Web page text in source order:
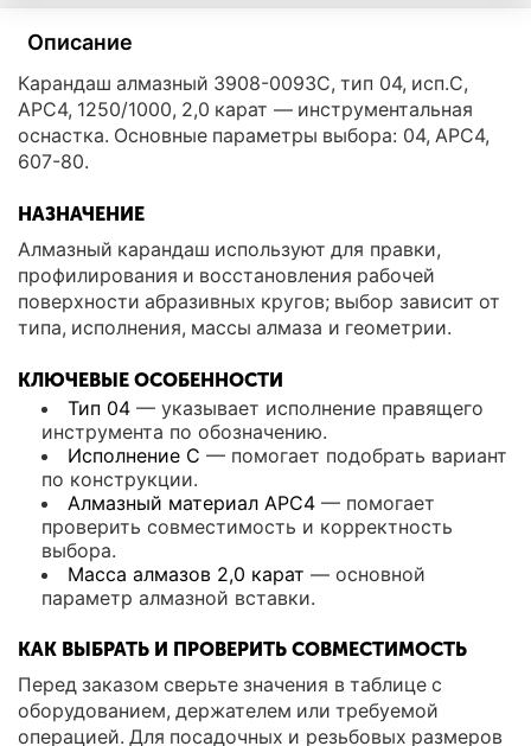
Описание
Карандаш алмазный 3908-0093C, тип 04, исп.С,
АРС4, 1250/1000, 2,0 карат — инструментальная
оснастка. Основные параметры выбора: 04, АРС4,
607-80.
НАЗНАЧЕНИЕ
Алмазный карандаш используют для правки,
профилирования и восстановления рабочей
поверхности абразивных кругов; выбор зависит от
типа, исполнения, массы алмаза и геометрии.
КЛЮЧЕВЫЕ ОСОБЕННОСТИ
Тип 04 — указывает исполнение правящего
инструмента по обозначению.
Исполнение С — помогает подобрать вариант
по конструкции.
Алмазный материал АРС4 — помогает
проверить совместимость и корректность
выбора.
Масса алмазов 2,0 карат — основной
параметр алмазной вставки.
КАК ВЫБРАТЬ И ПРОВЕРИТЬ СОВМЕСТИМОСТЬ
Перед заказом сверьте значения в таблице с
оборудованием, держателем или требуемой
операцией. Для посадочных и резьбовых размеров